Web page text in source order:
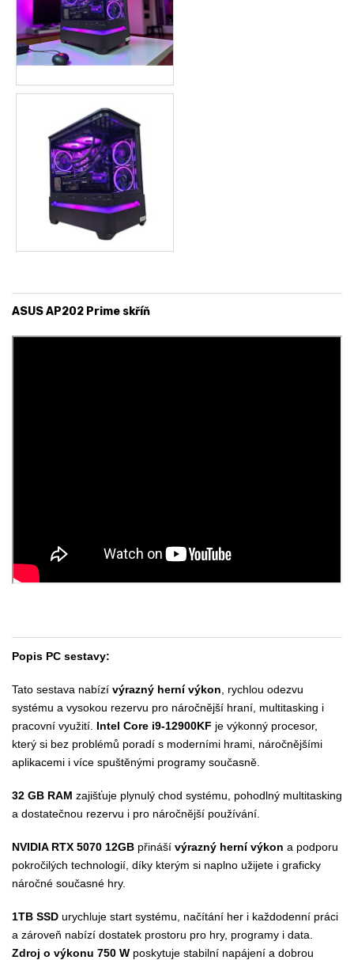
ASUS AP202 Prime skříň
Popis PC sestavy:
Tato sestava nabízí výrazný herní výkon , rychlou odezvu
systému a vysokou rezervu pro náročnější hraní, multitasking i
pracovní využití. Intel Core i9-12900KF je výkonný procesor,
který si bez problémů poradí s moderními hrami, náročnějšími
aplikacemi i více spuštěnými programy současně.
32 GB RAM zajišťuje plynulý chod systému, pohodlný multitasking
a dostatečnou rezervu i pro náročnější používání.
NVIDIA RTX 5070 12GB přináší výrazný herní výkon a podporu
pokročilých technologií, díky kterým si naplno užijete i graficky
náročné současné hry.
1TB SSD urychluje start systému, načítání her i každodenní práci
a zároveň nabízí dostatek prostoru pro hry, programy i data.
Zdroj o výkonu 750 W poskytuje stabilní napájení a dobrou